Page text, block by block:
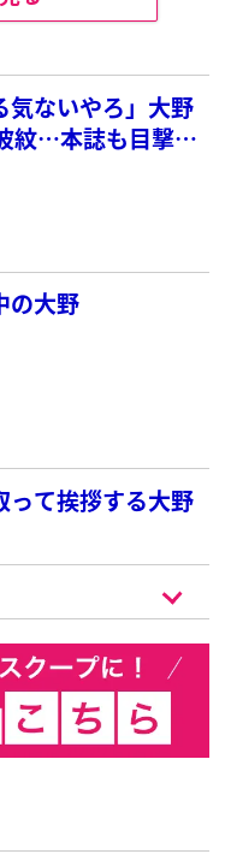
気ないやろ」大野
紋…本誌も目撃し
の大野
って挨拶する大野